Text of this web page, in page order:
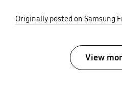
Originally posted on Samsung
View